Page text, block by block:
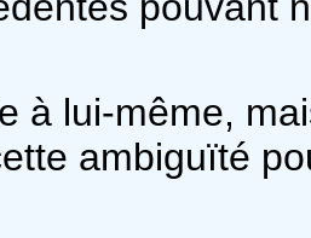
à lui-même,
ambiguïté